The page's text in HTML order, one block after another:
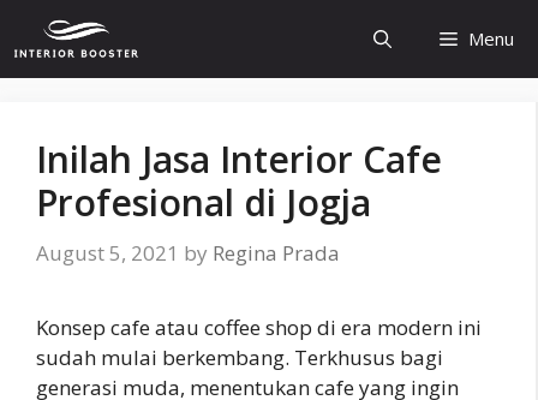
to
content
Menu
Inilah Jasa Interior Cafe
Profesional di Jogja
August 5, 2021 by Regina Prada
Konsep cafe atau coffee shop di era modern ini
sudah mulai berkembang. Terkhusus bagi
generasi muda, menentukan cafe yang ingin